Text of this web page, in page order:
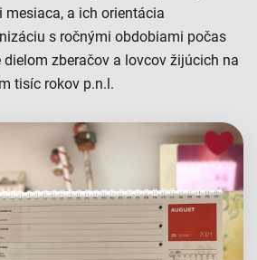
a ich orientácia
s ročnými obdobiami počas
zberačov a lovcov žijúcich na
tisíc rokov p.n.l.